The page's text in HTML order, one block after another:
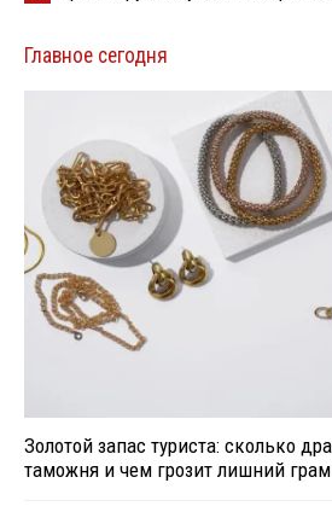
Главное сегодня
Золотой запас туриста: сколько
таможня и чем грозит лишний